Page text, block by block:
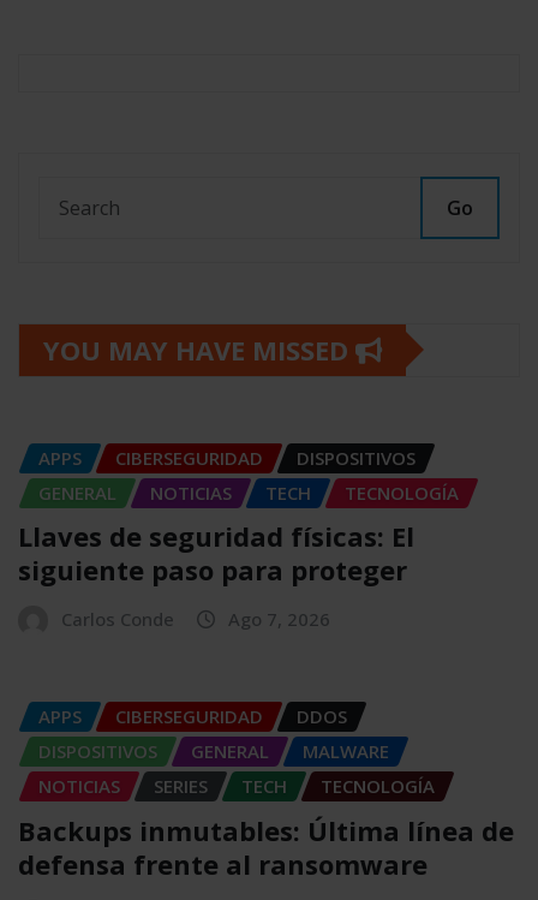
Go
YOU MAY HAVE MISSED
APPS CIBERSEGURIDAD
DISPOSITIVOS
GENERAL
NOTICIAS TECH TECNOLOGÍA
Llaves de seguridad físicas: El
siguiente paso para proteger
Carlos Conde Ago 7, 2026
APPS CIBERSEGURIDAD
DDOS
DISPOSITIVOS
GENERAL
MALWARE
NOTICIAS
SERIES TECH TECNOLOGÍA
Backups inmutables: Última línea de
defensa frente al ransomware